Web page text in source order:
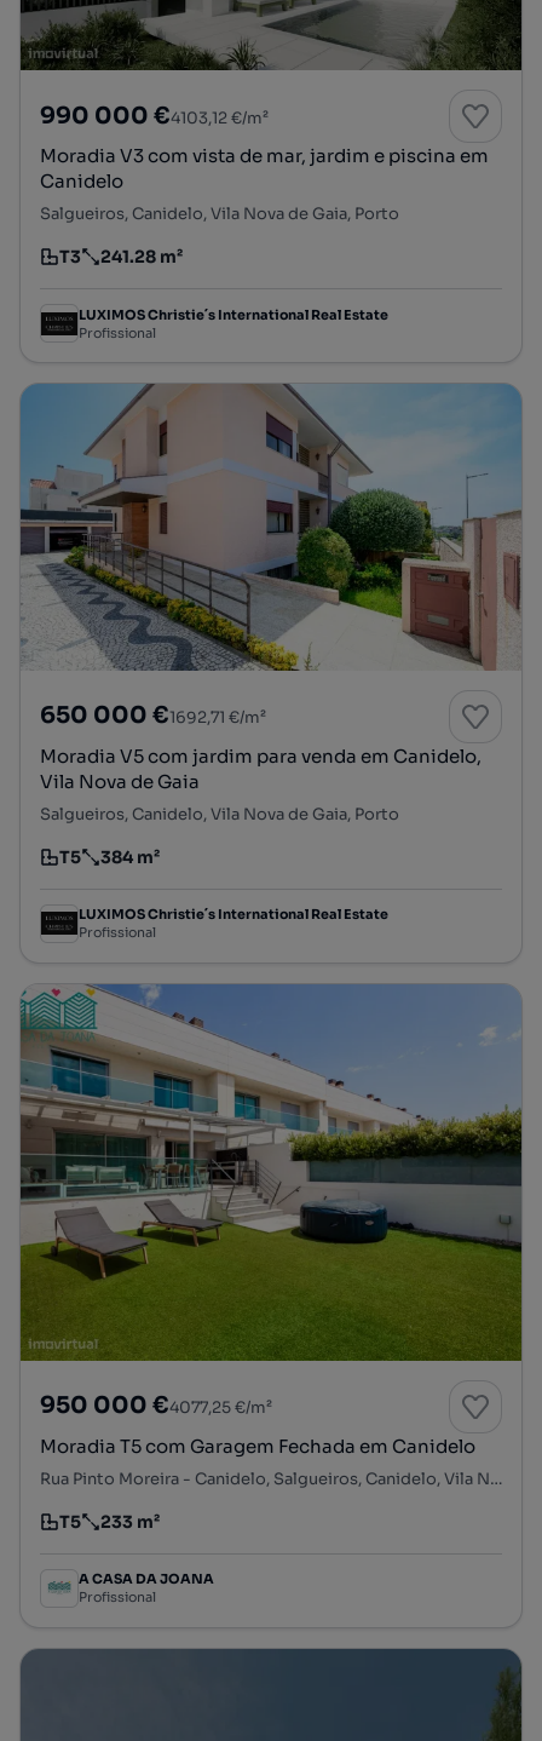
990 000 €4103,12 €/m²
Moradia V3 com vista de mar, jardim e piscina em
Canidelo
Salgueiros, Canidelo, Vila Nova de Gaia, Porto
Tipologia
T3
Preço por metro quadrado
241.28 m²
LUXIMOS Christie´s International Real Estate
Profissional
650 000 €1692,71 €/m²
Moradia V5 com jardim para venda em Canidelo,
Vila Nova de Gaia
Salgueiros, Canidelo, Vila Nova de Gaia, Porto
Tipologia
T5
Preço por metro quadrado
384 m²
LUXIMOS Christie´s International Real Estate
Profissional
950 000 €4077,25 €/m²
Moradia T5 com Garagem Fechada em Canidelo
Rua Pinto Moreira - Canidelo, Salgueiros, Canidelo, Vila Nova de Gaia, Porto
Tipologia
T5
Preço por metro quadrado
233 m²
A CASA DA JOANA
Profissional